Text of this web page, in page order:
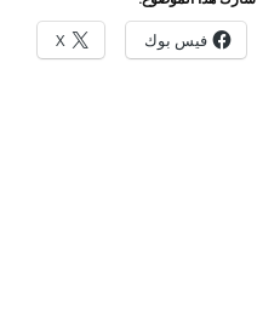
فيس بوك X